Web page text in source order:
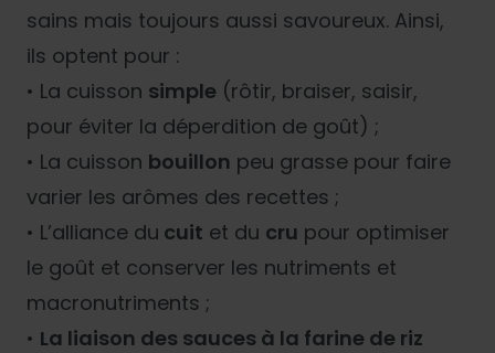
sains mais toujours aussi savoureux. Ainsi,
ils optent pour :
• La cuisson simple (rôtir, braiser, saisir,
pour éviter la déperdition de goût) ;
• La cuisson bouillon peu grasse pour faire
varier les arômes des recettes ;
• L’alliance du cuit et du cru pour optimiser
le goût et conserver les nutriments et
macronutriments ;
• La liaison des sauces à la farine de riz